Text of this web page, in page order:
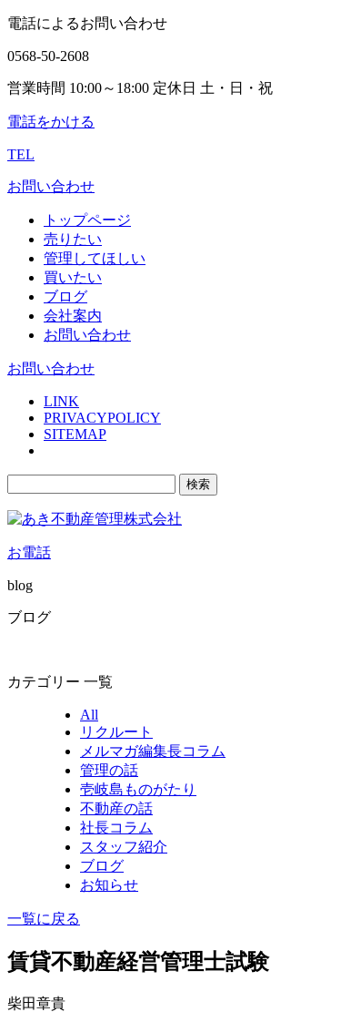
電話によるお問い合わせ
0568-50-2608
営業時間 10:00～18:00 定休日 土・日・祝
電話をかける
TEL
お問い合わせ
トップページ
売りたい
管理してほしい
買いたい
ブログ
会社案内
お問い合わせ
お問い合わせ
LINK
PRIVACYPOLICY
SITEMAP
お電話
blog
ブログ
カテゴリー 一覧
All
リクルート
メルマガ編集長コラム
管理の話
壱岐島ものがたり
不動産の話
社長コラム
スタッフ紹介
ブログ
お知らせ
一覧に戻る
賃貸不動産経営管理士試験
柴田章貴